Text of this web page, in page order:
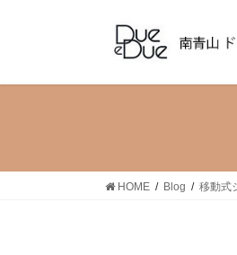
HOME Blog 移動式